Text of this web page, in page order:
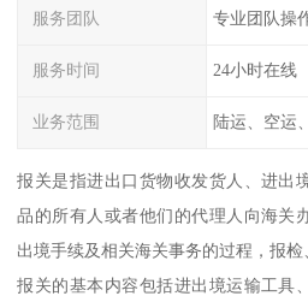
服务团队 专业团队操
服务时间 24小时在线
业务范围 陆运、空运
报关是指进出口货物收发货人、进出
品的所有人或者他们的代理人向海关
出境手续及相关海关事务的过程，报检
报关的基本内容包括进出境运输工具